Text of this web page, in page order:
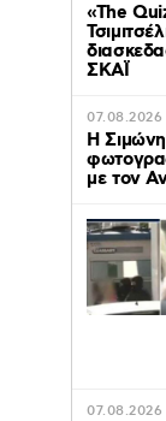
«The
ΣΚΑΪ
07.08.2026
Η
με τον
07.08.2026